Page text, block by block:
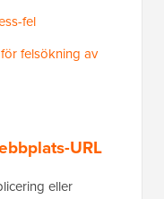
fel
felsökning av
URL
eller